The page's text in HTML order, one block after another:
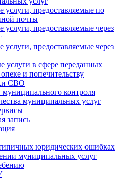
предоставляемые по
почты
предоставляемые через
предоставляемые через
услуги в сфере переданных
и попечительству
СВО
контроля
муниципальных услуг
запись
юридических ошибках
муниципальных услуг